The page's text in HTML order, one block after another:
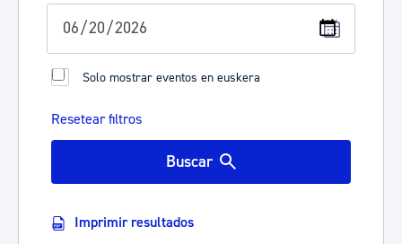
Solo mostrar eventos en euskera
Resetear filtros
Buscar
Imprimir resultados